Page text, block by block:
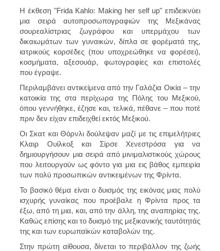
Η έκθεση "Frida Kahlo: Making her self up" επιδεικνύει
μια σειρά αυτοπροσωπογραφιών της Μεξικάνας
σουρεαλίστριας ζωγράφου και υπερμάχου των
δικαιωμάτων των γυναικών, δίπλα σε φορέματά της,
ιατρικούς κορσέδες (που υποχρεώθηκε να φορέσει),
κοσμήματα, αξεσουάρ, φωτογραφίες και επιστολές
που έγραψε.
Περιλαμβάνει αντικείμενα από την Γαλάζια Οικία – την
κατοικία της στα περίχωρα της Πόλης του Μεξικού,
όπου γεννήθηκε, έζησε και, τελικά, πέθανε – που ποτέ
πριν δεν είχαν επιδειχθεί εκτός Μεξικού.
Οι Σκατ και Θόρνλι δούλεψαν μαζί με τις επιμελήτριες
Κλαιρ Ουίλκοξ και Σίρσε Χενεστρόσα για να
δημιουργήσουν μια σειρά από μινιμαλιστικούς χώρους
που λειτουργούν ως φόντο για μια εις βάθος εμπειρία
των πολύ προσωπικών αντικειμένων της Φρίντα.
Το βασικό θέμα είναι ο δυισμός της εικόνας μιας πολύ
ισχυρής γυναίκας που προέβαλε η Φρίντα προς τα
έξω, από τη μια, και, από την άλλη, της αναπηρίας της.
Καθώς επίσης και το δυισμό της μεξικανικής ταυτότητάς
της και των ευρωπαϊκών καταβολών της.
Στην πρώτη αίθουσα, δίνεται το περιβάλλον της ζωής